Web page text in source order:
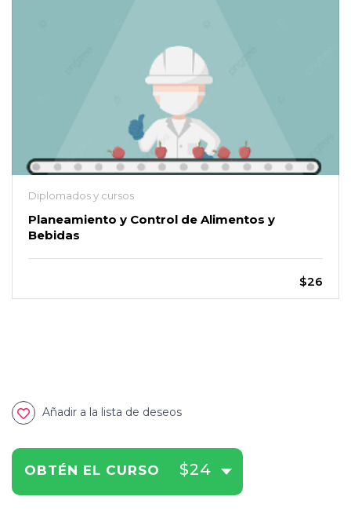
Diplomados y cursos
Planeamiento y Control de Alimentos y
Bebidas
$26
Añadir a la lista de deseos
OBTÉN EL CURSO $24